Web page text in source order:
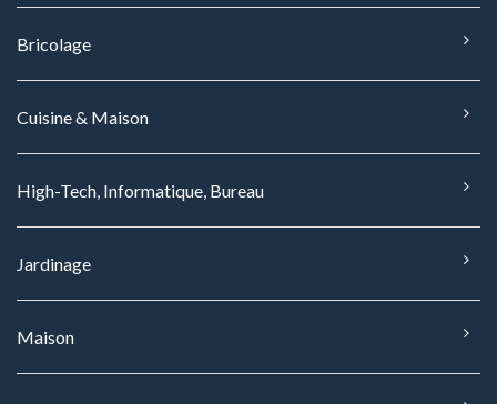
Bricolage
Cuisine & Maison
High-Tech, Informatique, Bureau
Jardinage
Maison